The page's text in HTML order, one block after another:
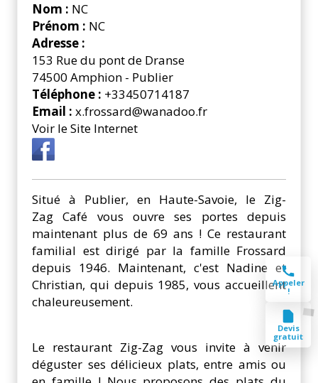
Nom : NC
Prénom : NC
Adresse :
153 Rue du pont de Dranse
74500 Amphion - Publier
Téléphone : +33450714187
Email : x.frossard@wanadoo.fr
Voir le Site Internet
Situé à Publier, en Haute-Savoie, le Zig-
Zag Café vous ouvre ses portes depuis
maintenant plus de 69 ans ! Ce restaurant
familial est dirigé par la famille Frossard
depuis 1946. Maintenant, c'est Nadine et
Christian, qui depuis 1985, vous accueillent
chaleureusement.
Le restaurant Zig-Zag vous invite à venir
déguster ses délicieux plats, entre amis ou
Appeler
!
Devis
gratuit